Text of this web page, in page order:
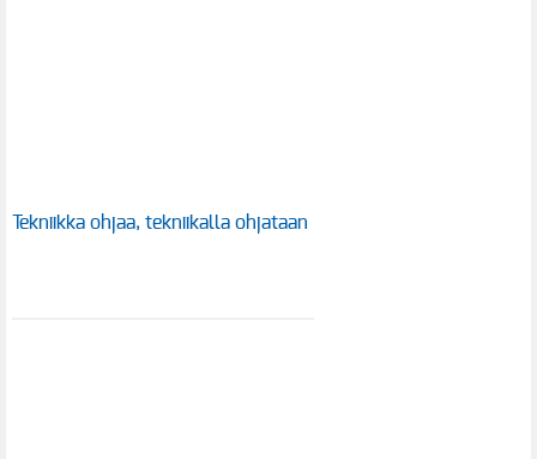
Tekniikka ohjaa, tekniikalla ohjataan